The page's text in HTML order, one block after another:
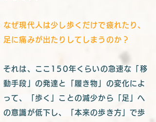
なぜ現代人は少し歩くだけで疲れたり、
足に痛みが出たりしてしまうのか？
それは、ここ150年くらいの急速な「移
動手段」の発達と「履き物」の変化によ
って、「歩く」ことの減少から「足」へ
の意識が低下し、「本来の歩き方」で歩